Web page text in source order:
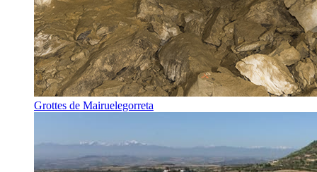
Grottes de Mairuelegorreta